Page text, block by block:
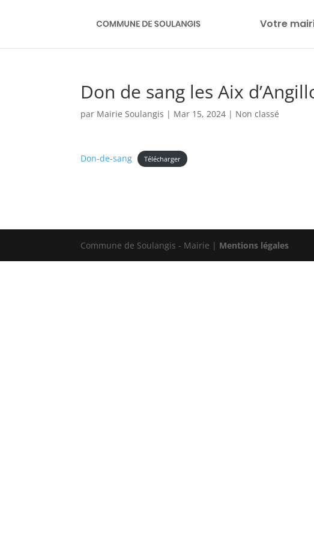
Votre
Don de sang les Aix
par Mairie Soulangis | Mar 15, 2024 | Non classé
Don-de-sang Télécharger
Commune de Soulangis - Mairie | Mentions légales